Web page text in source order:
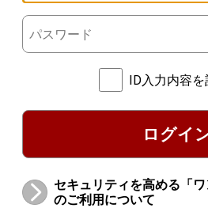
ID入力内容
ログイ
セキュリティを高める「ワ
のご利用について